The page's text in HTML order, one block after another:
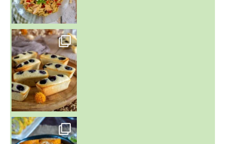
~ FINANCIERS MYRTILLES ET CITRON ~
Aujourd'hu